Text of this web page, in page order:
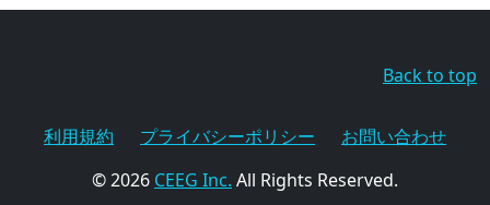
Back to top
利用規約 プライバシーポリシー
お問い合わせ
© 2026 CEEG Inc. All Rights Reserved.